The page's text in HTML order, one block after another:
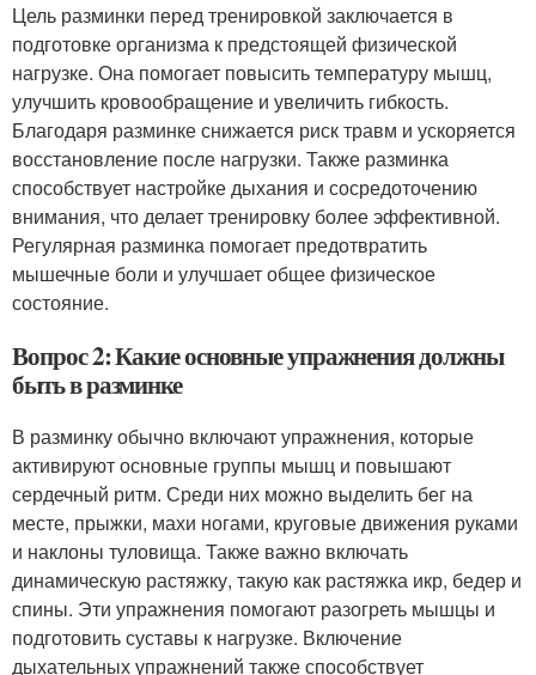
Цель разминки перед тренировкой заключается в
подготовке организма к предстоящей физической
нагрузке. Она помогает повысить температуру мышц,
улучшить кровообращение и увеличить гибкость.
Благодаря разминке снижается риск травм и ускоряется
восстановление после нагрузки. Также разминка
способствует настройке дыхания и сосредоточению
внимания, что делает тренировку более эффективной.
Регулярная разминка помогает предотвратить
мышечные боли и улучшает общее физическое
состояние.
Вопрос 2: Какие основные упражнения должны
быть в разминке
В разминку обычно включают упражнения, которые
активируют основные группы мышц и повышают
сердечный ритм. Среди них можно выделить бег на
месте, прыжки, махи ногами, круговые движения руками
и наклоны туловища. Также важно включать
динамическую растяжку, такую как растяжка икр, бедер и
спины. Эти упражнения помогают разогреть мышцы и
подготовить суставы к нагрузке. Включение
дыхательных упражнений также способствует